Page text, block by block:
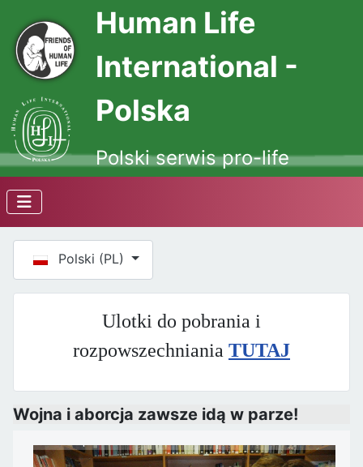
Human Life
International -
Polska
Polski serwis pro-life
Wybierz swój język
Polski (PL)
Ulotki do pobrania i
rozpowszechniania TUTAJ
Wojna i aborcja zawsze idą w parze!